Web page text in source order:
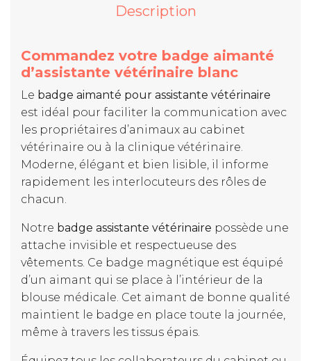
Description
Commandez votre badge aimanté
d’assistante vétérinaire blanc
Le badge aimanté pour assistante vétérinaire
est idéal pour faciliter la communication avec
les propriétaires d’animaux au cabinet
vétérinaire ou à la clinique vétérinaire.
Moderne, élégant et bien lisible, il informe
rapidement les interlocuteurs des rôles de
chacun.
Notre badge assistante vétérinaire possède une
attache invisible et respectueuse des
vêtements. Ce badge magnétique est équipé
d’un aimant qui se place à l’intérieur de la
blouse médicale. Cet aimant de bonne qualité
maintient le badge en place toute la journée,
même à travers les tissus épais.